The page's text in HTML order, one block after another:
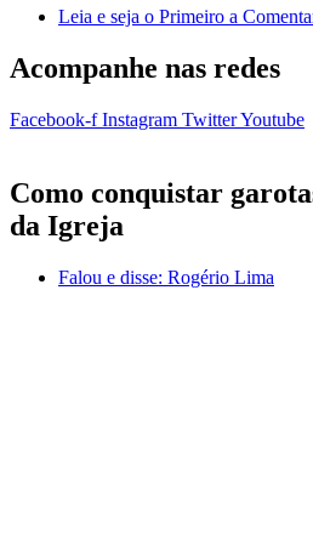
Leia e seja o Primeiro a
Acompanhe nas redes
Facebook-f Instagram TwitterYoutube
Como conquistar
da Igreja
Falou e disse: Rogério Lima